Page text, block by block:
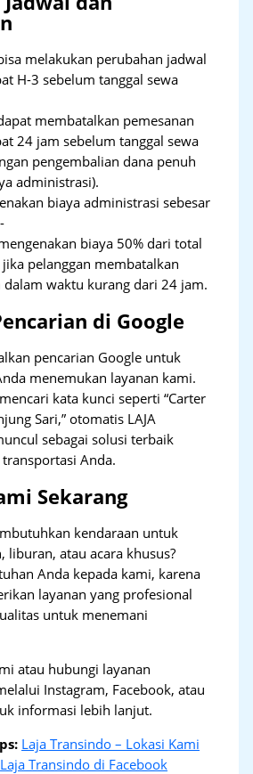
melakukan perubahan jadwal
H-3 sebelum tanggal sewa
membatalkan pemesanan
24 jam sebelum tanggal sewa
pengembalian dana penuh
administrasi).
biaya administrasi sebesar
biaya 50% dari total
jika pelanggan membatalkan
dalam waktu kurang dari 24 jam.
di Google
pencarian Google untuk
menemukan layanan kami.
kata kunci seperti “Carter
Sari,” otomatis LAJA
sebagai solusi terbaik
Anda.
Sekarang
kendaraan untuk
liburan, atau acara khusus?
Anda kepada kami, karena
layanan yang profesional
untuk menemani
atau hubungi layanan
Instagram, Facebook, atau
informasi lebih lanjut.
Laja Transindo – Lokasi Kami
Laja Transindo di Facebook